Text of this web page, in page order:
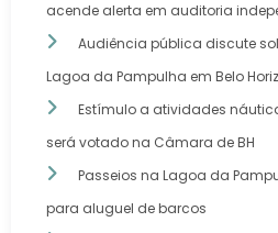
acende alerta em auditoria
Audiência pública discute
Lagoa da Pampulha em Belo
Estímulo a atividades
será votado na Câmara de BH
Passeios na Lagoa da
para aluguel de barcos